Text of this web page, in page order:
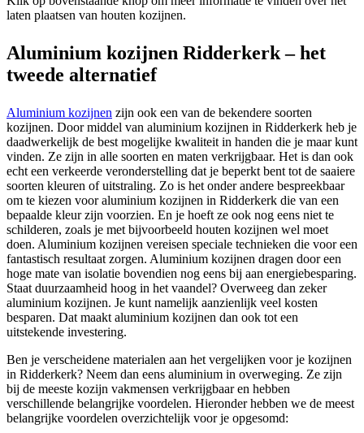
laten plaatsen van houten kozijnen.
Aluminium kozijnen Ridderkerk – het
tweede alternatief
Aluminium kozijnen zijn ook een van de bekendere soorten
kozijnen. Door middel van aluminium kozijnen in Ridderkerk heb je
daadwerkelijk de best mogelijke kwaliteit in handen die je maar kunt
vinden. Ze zijn in alle soorten en maten verkrijgbaar. Het is dan ook
echt een verkeerde veronderstelling dat je beperkt bent tot de saaiere
soorten kleuren of uitstraling. Zo is het onder andere bespreekbaar
om te kiezen voor aluminium kozijnen in Ridderkerk die van een
bepaalde kleur zijn voorzien. En je hoeft ze ook nog eens niet te
schilderen, zoals je met bijvoorbeeld houten kozijnen wel moet
doen. Aluminium kozijnen vereisen speciale technieken die voor een
fantastisch resultaat zorgen. Aluminium kozijnen dragen door een
hoge mate van isolatie bovendien nog eens bij aan energiebesparing.
Staat duurzaamheid hoog in het vaandel? Overweeg dan zeker
aluminium kozijnen. Je kunt namelijk aanzienlijk veel kosten
besparen. Dat maakt aluminium kozijnen dan ook tot een
uitstekende investering.
Ben je verscheidene materialen aan het vergelijken voor je kozijnen
in Ridderkerk? Neem dan eens aluminium in overweging. Ze zijn
bij de meeste kozijn vakmensen verkrijgbaar en hebben
verschillende belangrijke voordelen. Hieronder hebben we de meest
belangrijke voordelen overzichtelijk voor je opgesomd: